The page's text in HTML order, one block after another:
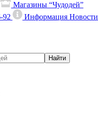
Магазины “Чудодей”
92
ИнформацияНовости
Найти